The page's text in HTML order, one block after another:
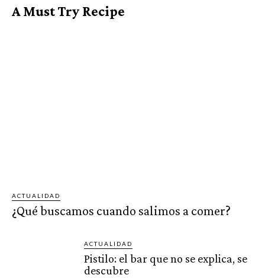
A Must Try Recipe
ACTUALIDAD
¿Qué buscamos cuando salimos a comer?
ACTUALIDAD
Pistilo: el bar que no se explica, se
descubre